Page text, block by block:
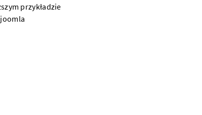
przykładzie